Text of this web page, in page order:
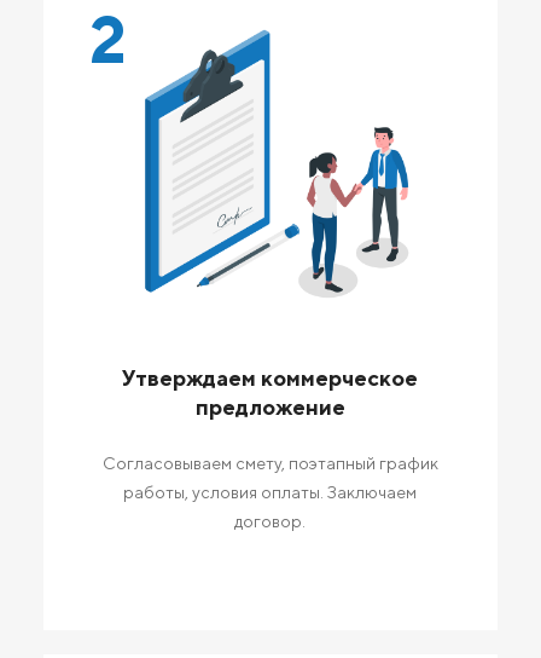
2
Утверждаем коммерческое
предложение
Согласовываем смету, поэтапный график
работы, условия оплаты. Заключаем
договор.